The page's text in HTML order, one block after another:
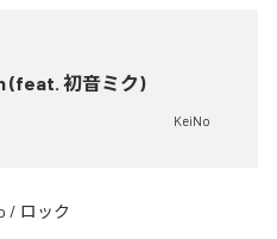
(feat. 初音ミク)
KeiNo
/ ロック